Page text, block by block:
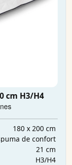
cm H3/H4
180 x 200 cm
de confort
21 cm
H3/H4